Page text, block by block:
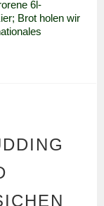
6l-
Brot holen wir